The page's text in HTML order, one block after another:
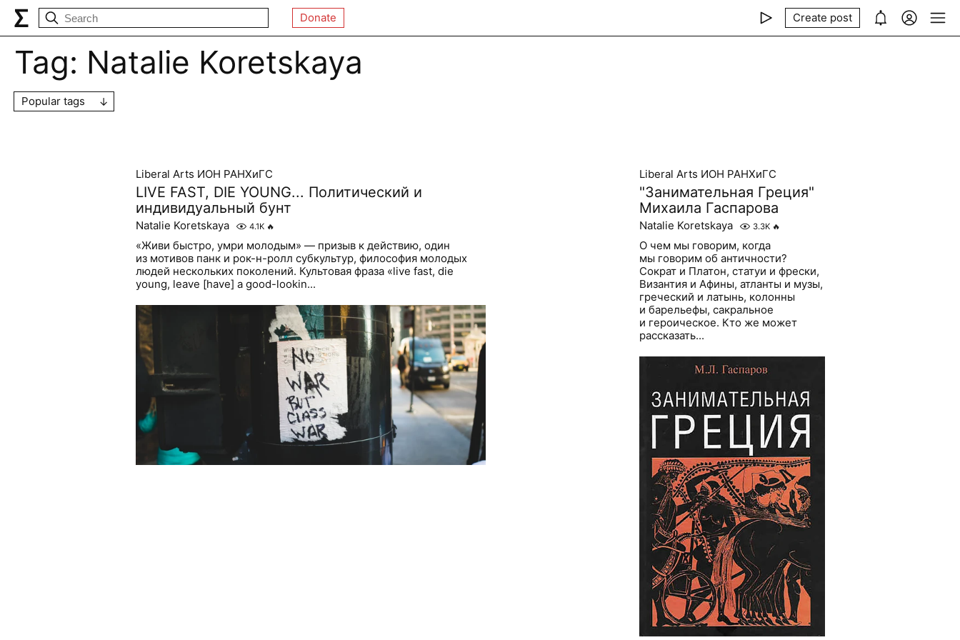
Donate Create post
Tag: Natalie Koretskaya
Popular tags
Liberal Arts ИОН РАНХиГС
LIVE FAST, DIE YOUNG... Политический и
индивидуальный бунт
Natalie Koretskaya 4.1K 🔥
«Живи быстро, умри молодым» — призыв к действию, один
из мотивов панк и рок-н-ролл субкультур, философия молодых
людей нескольких поколений. Культовая фраза «live fast, die
young, leave [have] a good-lookin...
Liberal Arts ИОН РАНХиГС
"Занимательная Греция"
Михаила Гаспарова
Natalie Koretskaya 3.3K 🔥
О чем мы говорим, когда
мы говорим об античности?
Сократ и Платон, статуи и фрески,
Византия и Афины, атланты и музы,
греческий и латынь, колонны
и барельефы, сакральное
и героическое. Кто же может
рассказать...